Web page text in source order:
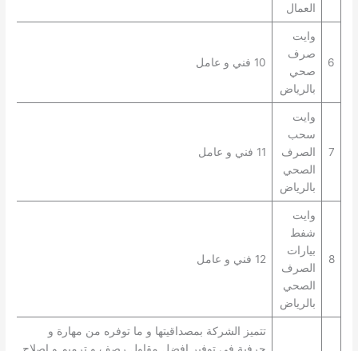
العمال
6
وايت
صرف
صحي
بالرياض
10 فني و عامل
7
وايت
سحب
الصرف
الصحي
بالرياض
11 فني و عامل
8
وايت
شفط
بيارات
الصرف
الصحي
بالرياض
12 فني و عامل
تتميز الشركة بمصداقيتها و ما توفره من مهارة و